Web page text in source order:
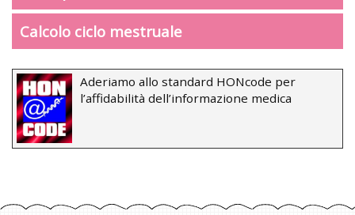
Calcolo ciclo mestruale
Aderiamo allo standard HONcode per
l’affidabilità dell’informazione medica